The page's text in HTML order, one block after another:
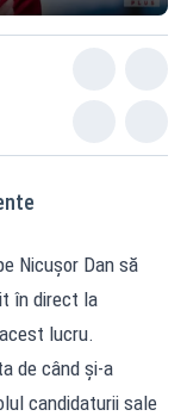
Nicușor Dan să
în direct la
lucru.
de când și-a
candidaturii sale